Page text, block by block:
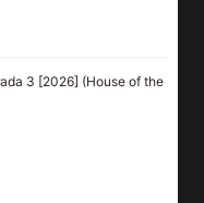
3 [2026] (House of the